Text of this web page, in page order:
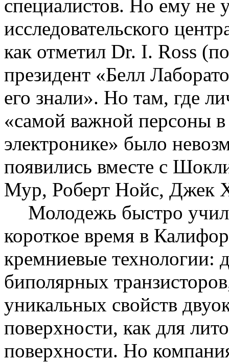
специалистов. Но ему не
исследовательского
как отметил Dr. I. Ross
президент «Белл
его знали». Но там, где
«самой важной персоны
электронике» было
появились вместе с
Мур, Роберт Нойс, Джек
Молодежь быстро
короткое время в
кремниевые технологии:
биполярных
уникальных свойств дв
поверхности, как для
поверхности. Но